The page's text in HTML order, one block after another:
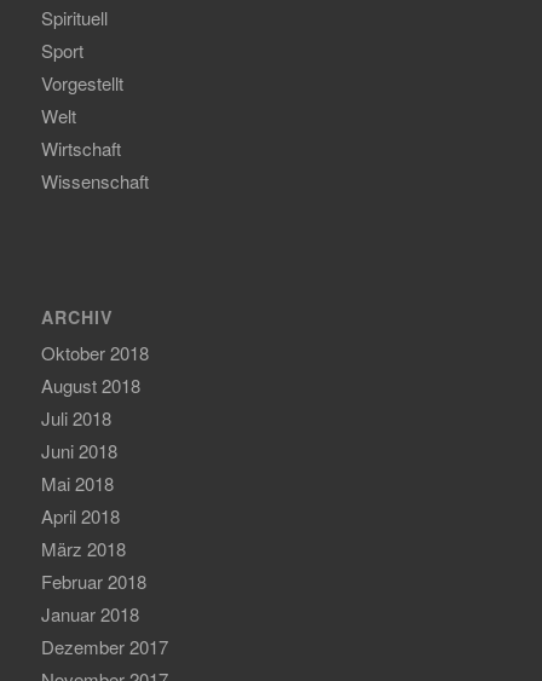
Spirituell
Sport
Vorgestellt
Welt
Wirtschaft
Wissenschaft
ARCHIV
Oktober 2018
August 2018
Juli 2018
Juni 2018
Mai 2018
April 2018
März 2018
Februar 2018
Januar 2018
Dezember 2017